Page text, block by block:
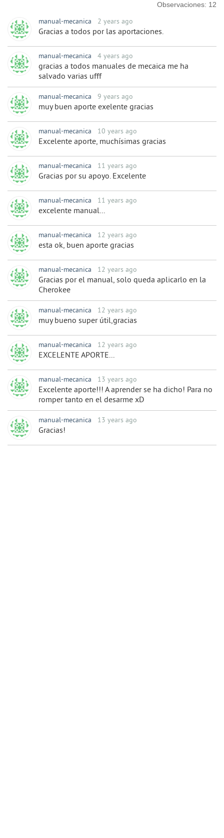
Observaciones: 12
manual-mecanica 2 years ago
Gracias a todos por las aportaciones.
manual-mecanica 4 years ago
gracias a todos manuales de mecaica me ha
salvado varias ufff
manual-mecanica 9 years ago
muy buen aporte exelente gracias
manual-mecanica 10 years ago
Excelente aporte, muchísimas gracias
manual-mecanica 11 years ago
Gracias por su apoyo. Excelente
manual-mecanica 11 years ago
excelente manual...
manual-mecanica 12 years ago
esta ok, buen aporte gracias
manual-mecanica 12 years ago
Gracias por el manual, solo queda aplicarlo en la
Cherokee
manual-mecanica 12 years ago
muy bueno super útil,gracias
manual-mecanica 12 years ago
EXCELENTE APORTE...
manual-mecanica 13 years ago
Excelente aporte!!! A aprender se ha dicho! Para no
romper tanto en el desarme xD
manual-mecanica 13 years ago
Gracias!